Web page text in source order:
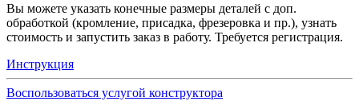
Вы можете указать конечные размеры деталей с доп.
обработкой (кромление, присадка, фрезеровка и пр.), узнать
стоимость и запустить заказ в работу. Требуется регистрация.
Инструкция
Воспользоваться услугой конструктора